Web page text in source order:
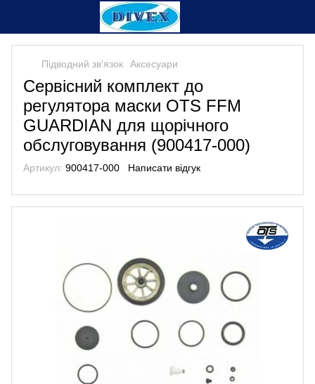
Підводний зв'язок Аксесуари
Сервісний комплект до
регулятора маски OTS FFM
GUARDIAN для щорічного
обслуговування (900417-000)
Артикул: 900417-000 Написати відгук